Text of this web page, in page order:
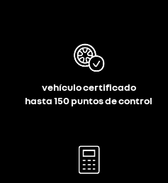
vehículo certificado
hasta 150 puntos de control